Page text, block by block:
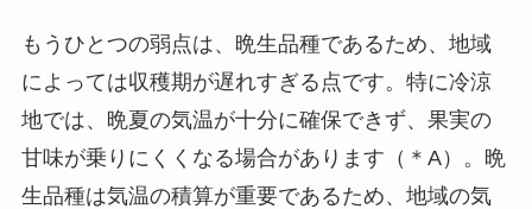
もうひとつの弱点は、晩生品種であるため、地域
によっては収穫期が遅れすぎる点です。特に冷涼
地では、晩夏の気温が十分に確保できず、果実の
甘味が乗りにくくなる場合があります（＊A）。晩
生品種は気温の積算が重要であるため、地域の気